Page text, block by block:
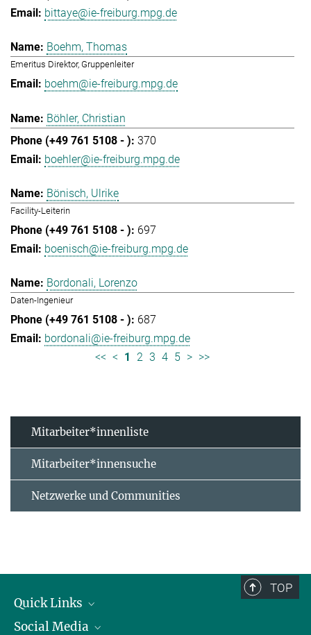
bittaye@ie-freiburg.mpg.de
Boehm, Thomas
Emeritus Direktor, Gruppenleiter
boehm@ie-freiburg.mpg.de
Böhler, Christian
370
boehler@ie-freiburg.mpg.de
Bönisch, Ulrike
Facility-Leiterin
697
boenisch@ie-freiburg.mpg.de
Bordonali, Lorenzo
Daten-Ingenieur
687
bordonali@ie-freiburg.mpg.de
<< < 1 2 3 4 5 > >>
Mitarbeiter*innenliste
Mitarbeiter*innensuche
Netzwerke und Communities
TOP
Quick Links
Forschungsgruppen
Social Media